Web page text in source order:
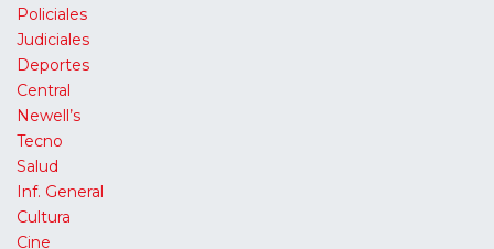
Policiales
Judiciales
Deportes
Central
Newell’s
Tecno
Salud
Inf. General
Cultura
Cine